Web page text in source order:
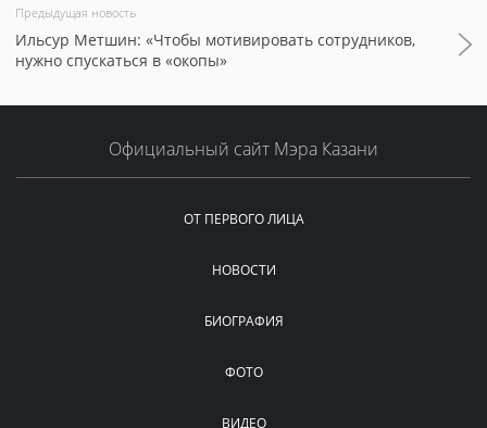
Предыдущая новость
Ильсур Метшин: «Чтобы мотивировать сотрудников,
нужно спускаться в «окопы»
Официальный сайт Мэра Казани
ОТ ПЕРВОГО ЛИЦА
НОВОСТИ
БИОГРАФИЯ
ФОТО
ВИДЕО